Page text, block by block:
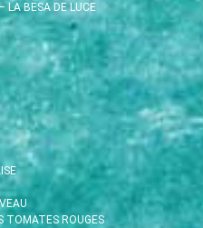
LA BESA DE LUCE
TOMATES ROUGES